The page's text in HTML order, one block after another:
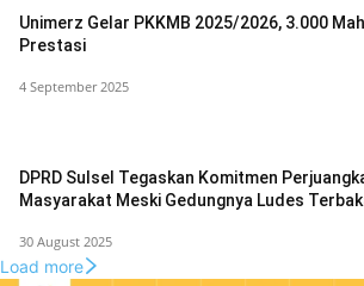
Unimerz Gelar PKKMB 2025/2026, 3.000
Prestasi
4 September 2025
DPRD Sulsel Tegaskan Komitmen
Masyarakat Meski Gedungnya Ludes
30 August 2025
Load more